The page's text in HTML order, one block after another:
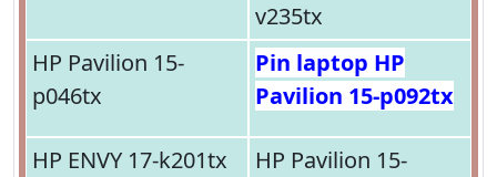
v235tx
HP Pavilion 15-
p046tx
Pin laptop HP
Pavilion 15-p092tx
HP ENVY 17-k201tx
HP Pavilion 15-